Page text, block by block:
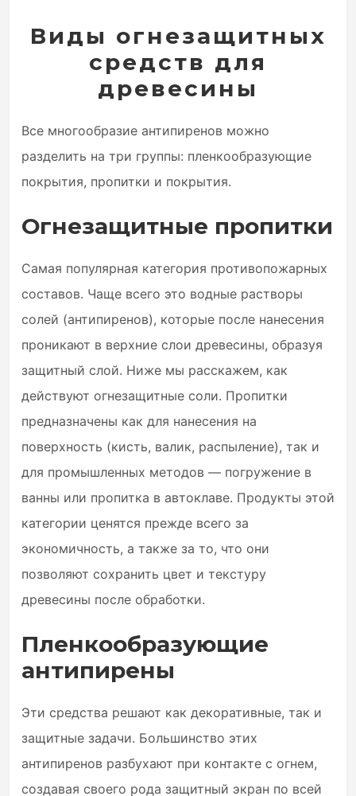
Виды огнезащитных
средств для
древесины
Все многообразие антипиренов можно
разделить на три группы: пленкообразующие
покрытия, пропитки и покрытия.
Огнезащитные пропитки
Самая популярная категория противопожарных
составов. Чаще всего это водные растворы
солей (антипиренов), которые после нанесения
проникают в верхние слои древесины, образуя
защитный слой. Ниже мы расскажем, как
действуют огнезащитные соли. Пропитки
предназначены как для нанесения на
поверхность (кисть, валик, распыление), так и
для промышленных методов — погружение в
ванны или пропитка в автоклаве. Продукты этой
категории ценятся прежде всего за
экономичность, а также за то, что они
позволяют сохранить цвет и текстуру
древесины после обработки.
Пленкообразующие
антипирены
Эти средства решают как декоративные, так и
защитные задачи. Большинство этих
антипиренов разбухают при контакте с огнем,
создавая своего рода защитный экран по всей